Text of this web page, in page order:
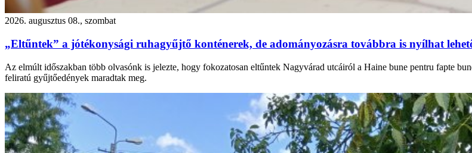
2026. augusztus 08., szombat
„Eltűntek” a jótékonysági ruhagyűjtő konténerek, de adományozásra továbbra is nyílhat
Az elmúlt időszakban több olvasónk is jelezte, hogy fokozatosan eltűntek Nagyvárad utcáiról a Haine bune pentru fapte
feliratú gyűjtőedények maradtak meg.